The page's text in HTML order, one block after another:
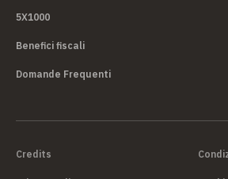
5X1000
Benefici fiscali
Domande Frequenti
Credits